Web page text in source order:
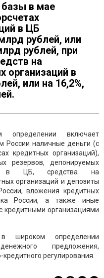
в мае
в ЦБ
рублей, или
рублей, при
на
организаций в
или на 16,2%,
включает
наличные деньги (с
кредитных организаций),
резервов, депонируемых
в ЦБ, средства на
организаций и депозиты
вложения кредитных
России, а также иные
кредитными организациями
широком определении
предложения,
регулирования.